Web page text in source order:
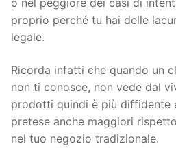
o nel peggiore dei casi di
proprio perché tu hai delle
legale.
Ricorda infatti che quando un
non ti conosce, non vede dal
prodotti quindi è più diffidente
pretese anche maggiori
nel tuo negozio tradizionale.